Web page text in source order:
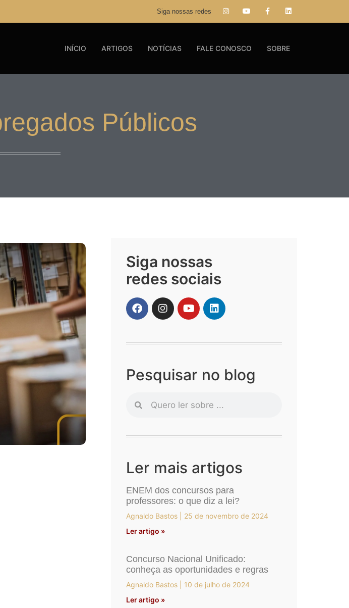
Siga nossas redes
INÍCIO ARTIGOS NOTÍCIAS FALE CONOSCO SOBRE
Públicos
Siga nossas
redes sociais
Pesquisar no blog
Ler mais artigos
ENEM dos concursos para
professores: o que diz a lei?
Agnaldo Bastos
25 de novembro de 2024
Ler artigo »
Concurso Nacional Unificado:
conheça as oportunidades e regras
Agnaldo Bastos
10 de julho de 2024
Ler artigo »